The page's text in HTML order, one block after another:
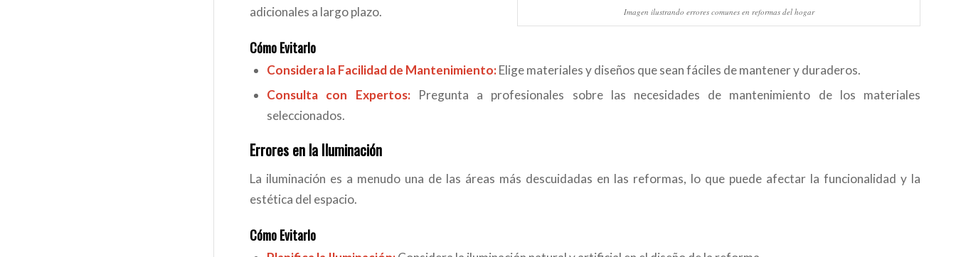
Imagen ilustrando errores comunes en reformas del hogar
adicionales a largo plazo.
Cómo Evitarlo
Considera la Facilidad de Mantenimiento:Elige materiales y diseños que sean fáciles de mantener y duraderos.
Consulta con Expertos:Pregunta a profesionales sobre las necesidades de mantenimiento de los materiales
seleccionados.
Errores en la Iluminación
La iluminación es a menudo una de las áreas más descuidadas en las reformas, lo que puede afectar la funcionalidad y la
estética del espacio.
Cómo Evitarlo